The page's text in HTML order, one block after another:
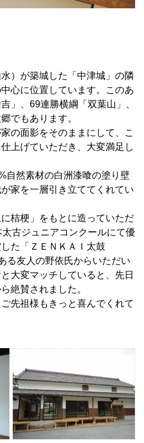
）が築城した「中津城」の隣
心に位置しています。このあ
」、69連勝横綱「双葉山」、
でもあります。
の面影をそのままにして、こ
上げていただき、大変満足し
自然素材の白洲漆喰の塗り壁
家を一層引き立ててくれてい
桔梗」をもとに造っていただ
古ジュニアコンクールにて優
た「ＺＥＮＫＡＩ太鼓
る友人の野依氏からいただい
大変マッチしていると、先日
絶賛されました。
先祖様もきっと喜んでくれて